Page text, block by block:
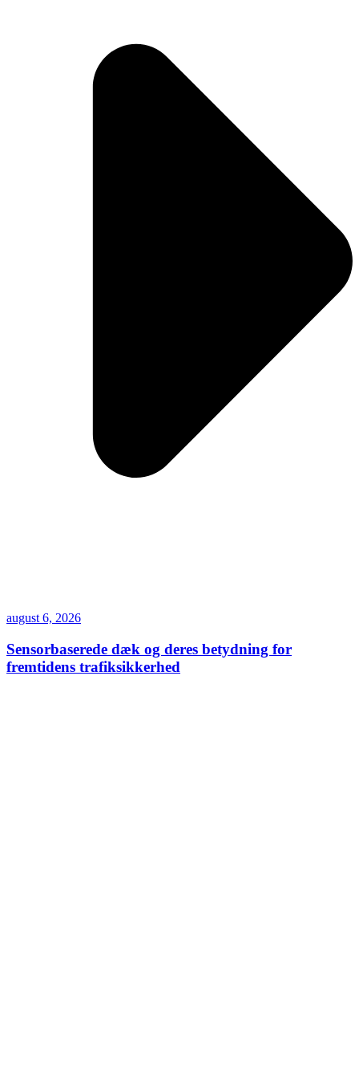
august 6, 2026
Sensorbaserede dæk og deres betydning for
fremtidens trafiksikkerhed